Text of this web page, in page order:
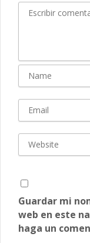
Guardar mi
web en este
haga un